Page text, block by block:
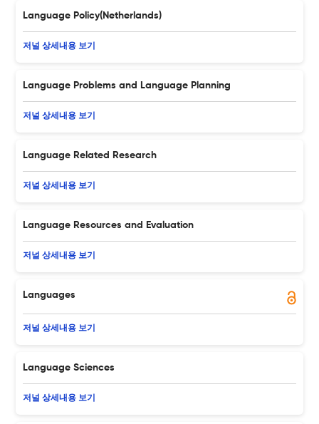
Language Policy(Netherlands)
저널 상세내용 보기
Language Problems and Language Planning
저널 상세내용 보기
Language Related Research
저널 상세내용 보기
Language Resources and Evaluation
저널 상세내용 보기
Languages
저널 상세내용 보기
Language Sciences
저널 상세내용 보기